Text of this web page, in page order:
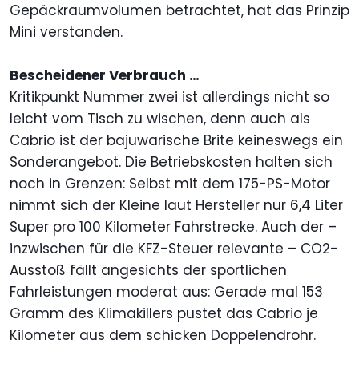
Gepäckraumvolumen betrachtet, hat das Prinzip
Mini verstanden.
Bescheidener Verbrauch …
Kritikpunkt Nummer zwei ist allerdings nicht so
leicht vom Tisch zu wischen, denn auch als
Cabrio ist der bajuwarische Brite keineswegs ein
Sonderangebot. Die Betriebskosten halten sich
noch in Grenzen: Selbst mit dem 175-PS-Motor
nimmt sich der Kleine laut Hersteller nur 6,4 Liter
Super pro 100 Kilometer Fahrstrecke. Auch der –
inzwischen für die KFZ-Steuer relevante – CO2-
Ausstoß fällt angesichts der sportlichen
Fahrleistungen moderat aus: Gerade mal 153
Gramm des Klimakillers pustet das Cabrio je
Kilometer aus dem schicken Doppelendrohr.